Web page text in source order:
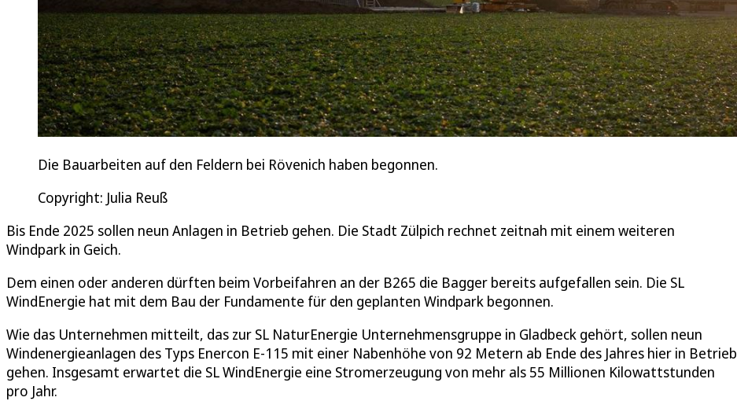
Die Bauarbeiten auf den Feldern bei Rövenich haben begonnen.
Copyright: Julia Reuß
Bis Ende 2025 sollen neun Anlagen in Betrieb gehen. Die Stadt Zülpich rechnet zeitnah mit einem weiteren
Windpark in Geich.
Dem einen oder anderen dürften beim Vorbeifahren an der B265 die Bagger bereits aufgefallen sein. Die SL
WindEnergie hat mit dem Bau der Fundamente für den geplanten Windpark begonnen.
Wie das Unternehmen mitteilt, das zur SL NaturEnergie Unternehmensgruppe in Gladbeck gehört, sollen neun
Windenergieanlagen des Typs Enercon E-115 mit einer Nabenhöhe von 92 Metern ab Ende des Jahres hier in Betrieb
gehen. Insgesamt erwartet die SL WindEnergie eine Stromerzeugung von mehr als 55 Millionen Kilowattstunden
pro Jahr.